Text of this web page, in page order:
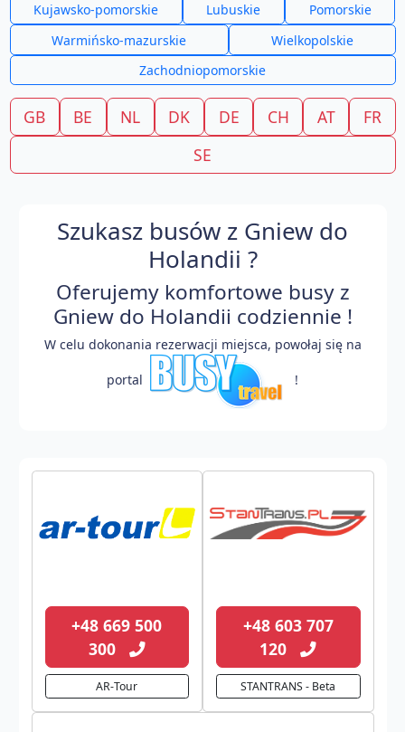
Kujawsko-pomorskie Lubuskie
Pomorskie
Warmińsko-mazurskie
Wielkopolskie
Zachodniopomorskie
GB BE NL DK DE CH AT
FR
SE
Szukasz busów z Gniew do
Holandii ?
Oferujemy komfortowe busy z
Gniew do Holandii codziennie !
W celu dokonania rezerwacji miejsca, powołaj się na
portal !
+48 669 500
300
AR-Tour
+48 603 707
120
STANTRANS - Beta